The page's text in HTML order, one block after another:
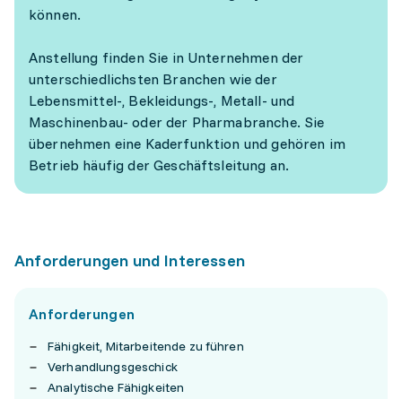
können.
Anstellung finden Sie in Unternehmen der
unterschiedlichsten Branchen wie der
Lebensmittel-, Bekleidungs-, Metall- und
Maschinenbau- oder der Pharmabranche. Sie
übernehmen eine Kaderfunktion und gehören im
Betrieb häufig der Geschäftsleitung an.
Anforderungen und Interessen
Anforderungen
Fähigkeit, Mitarbeitende zu führen
Verhandlungsgeschick
Analytische Fähigkeiten